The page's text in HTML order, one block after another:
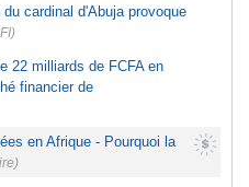
cardinal d'Abuja provoque
22 milliards de FCFA en
financier de
en Afrique - Pourquoi la